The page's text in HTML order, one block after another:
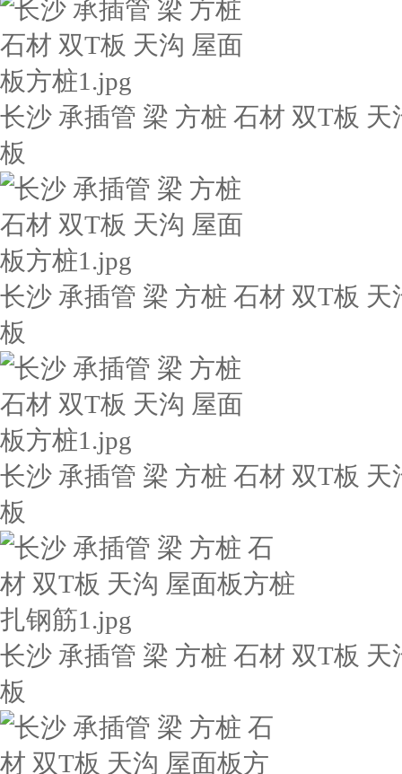
长沙 承插管 梁 方桩 石材 双T板
板
长沙 承插管 梁 方桩 石材 双T板
板
长沙 承插管 梁 方桩 石材 双T板
板
长沙 承插管 梁 方桩 石材 双T板
板